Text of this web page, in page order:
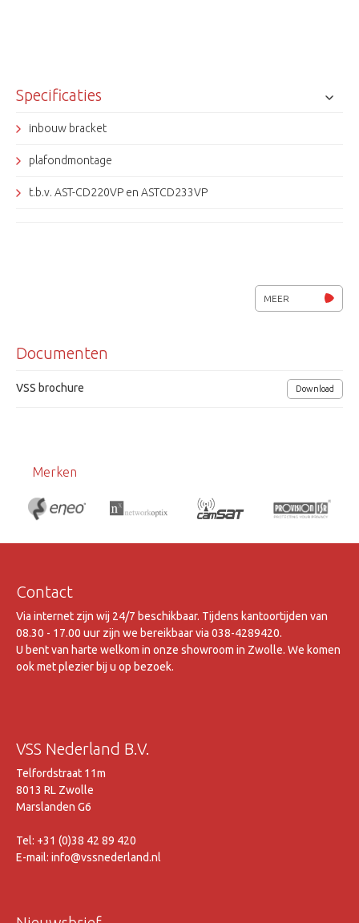
Specificaties
inbouw bracket
plafondmontage
t.b.v. AST-CD220VP en ASTCD233VP
MEER
Documenten
VSS brochure Download
Merken
Contact
Via internet zijn wij 24/7 beschikbaar. Tijdens kantoortijden van
08.30 - 17.00 uur zijn we bereikbaar via 038-4289420.
U bent van harte welkom in onze showroom in Zwolle. We komen
ook met plezier bij u op bezoek.
VSS Nederland B.V.
Telfordstraat 11m
8013 RL Zwolle
Marslanden G6
Tel: +31 (0)38 42 89 420
E-mail: info@vssnederland.nl